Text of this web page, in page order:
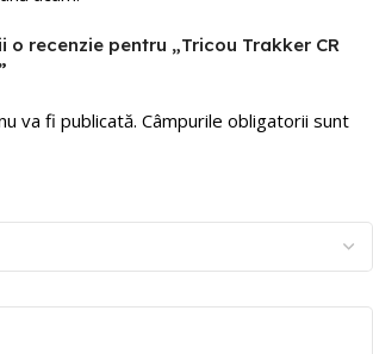
o recenzie pentru „Tricou Trakker CR
va fi publicată. Câmpurile obligatorii sunt